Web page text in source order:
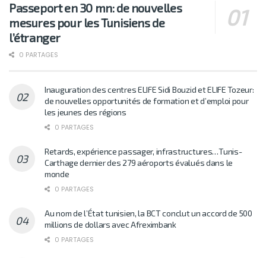
Passeport en 30 mn: de nouvelles
mesures pour les Tunisiens de
l’étranger
0 PARTAGES
Inauguration des centres ELIFE Sidi Bouzid et ELIFE Tozeur:
de nouvelles opportunités de formation et d’emploi pour
les jeunes des régions
0 PARTAGES
Retards, expérience passager, infrastructures…Tunis-
Carthage dernier des 279 aéroports évalués dans le
monde
0 PARTAGES
Au nom de l’État tunisien, la BCT conclut un accord de 500
millions de dollars avec Afreximbank
0 PARTAGES